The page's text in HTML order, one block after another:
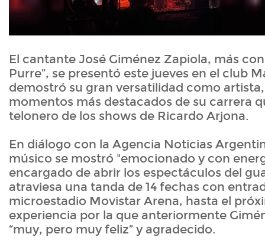
El cantante José Giménez Zapiola, más
Purre”, se presentó este jueves en el club
demostró su gran versatilidad como
momentos más destacados de su carrera
telonero de los shows de Ricardo Arjona.
En diálogo con la Agencia Noticias
músico se mostró "emocionado y con
encargado de abrir los espectáculos del
atraviesa una tanda de 14 fechas con
microestadio Movistar Arena, hasta el
experiencia por la que anteriormente
“muy, pero muy feliz” y agradecido.